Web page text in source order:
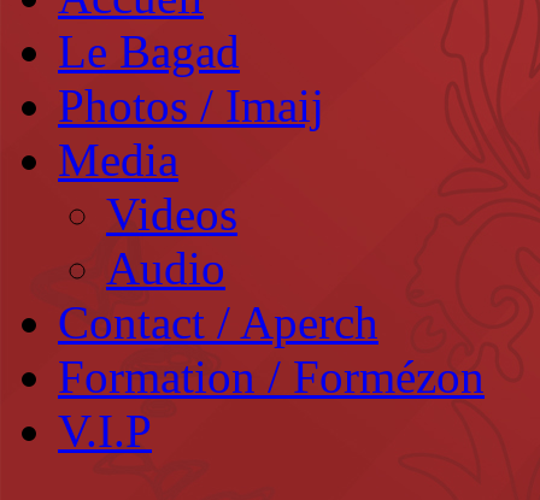
Le Bagad
Photos / Imaij
Media
Videos
Audio
Contact / Aperch
Formation / Formézon
V.I.P